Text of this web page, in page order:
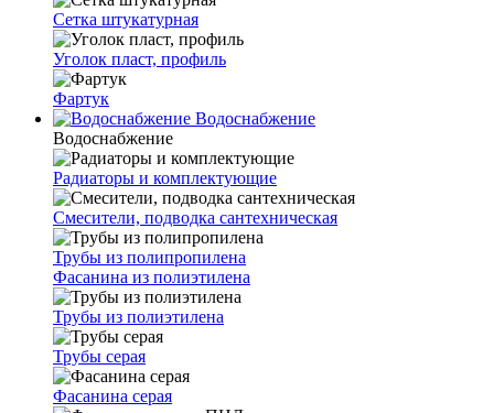
Сетка штукатурная
Уголок пласт, профиль
Фартук
Водоснабжение
Водоснабжение
Радиаторы и комплектующие
Смесители, подводка сантехническая
Трубы из полипропилена
Фасанина из полиэтилена
Трубы из полиэтилена
Трубы серая
Фасанина серая